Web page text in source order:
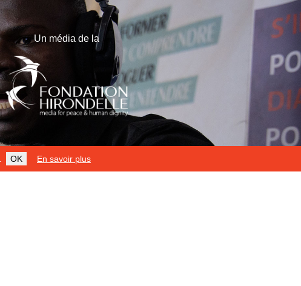
OK En savoir plus
Un média de la